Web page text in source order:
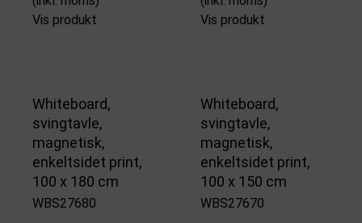
Vis produkt
Vis produkt
Whiteboard,
svingtavle,
magnetisk,
enkeltsidet print,
100 x 180 cm
WBS27680
Whiteboard,
svingtavle,
magnetisk,
enkeltsidet print,
100 x 150 cm
WBS27670